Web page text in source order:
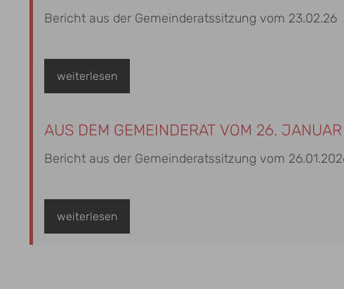
Bericht aus der Gemeinderatssitzung vom 23.02.26
weiterlesen
AUS DEM GEMEINDERAT VOM 26.
Bericht aus der Gemeinderatssitzung vom
weiterlesen